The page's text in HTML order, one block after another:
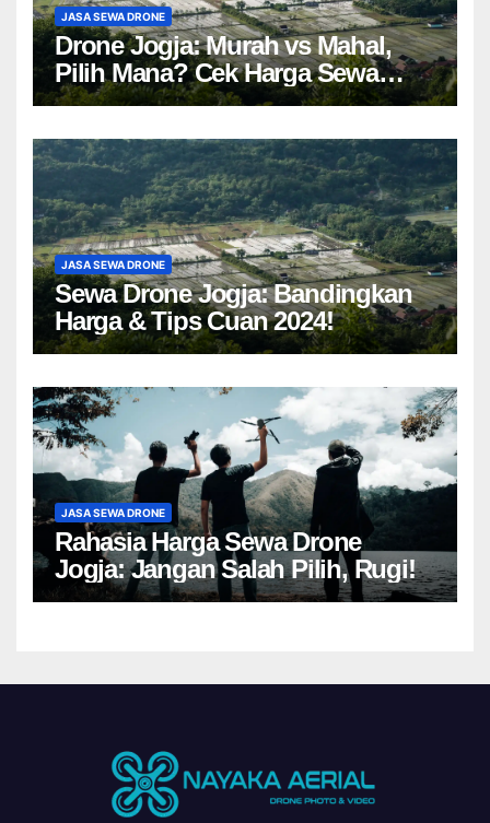
JASA SEWA DRONE
Drone Jogja: Murah vs Mahal,
Pilih Mana? Cek Harga Sewa
Drone Yogyakarta!
JASA SEWA DRONE
Sewa Drone Jogja: Bandingkan
Harga & Tips Cuan 2024!
JASA SEWA DRONE
Rahasia Harga Sewa Drone
Jogja: Jangan Salah Pilih, Rugi!